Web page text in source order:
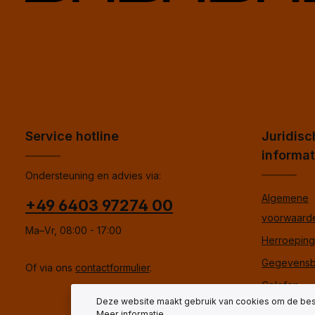
Service hotline
Ondersteuning en advies via:
+49 6403 97274 00
Ma–Vr, 08:00 - 17:00
Of via ons contactformulier.
Algemene
Colofon
Deze website maakt gebruik van cookies om de